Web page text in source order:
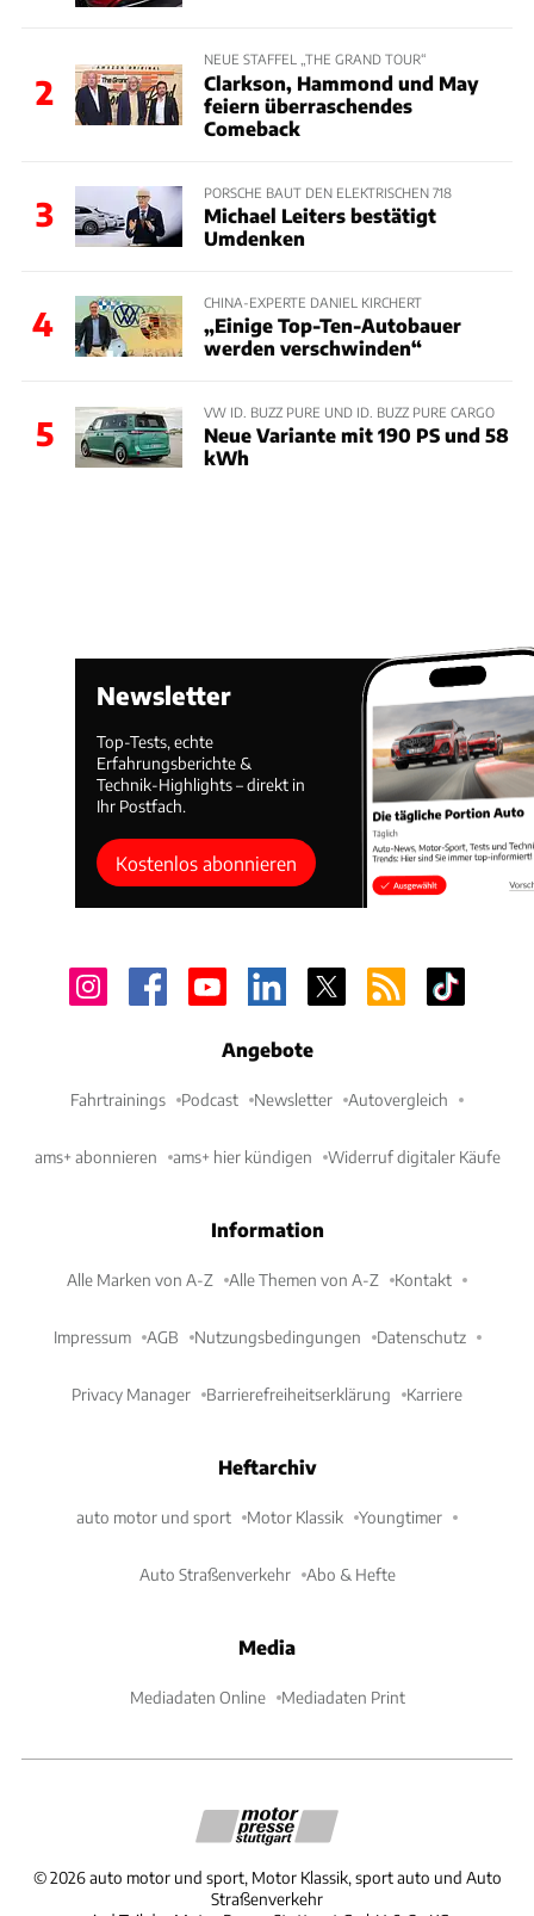
2
NEUE STAFFEL „THE GRAND TOUR“
Clarkson, Hammond und May
feiern überraschendes
Comeback
3
PORSCHE BAUT DEN ELEKTRISCHEN 718
Michael Leiters bestätigt
Umdenken
4
CHINA-EXPERTE DANIEL KIRCHERT
„Einige Top-Ten-Autobauer
werden verschwinden“
5
VW ID. BUZZ PURE UND ID. BUZZ PURE CARGO
Neue Variante mit 190 PS und 58
kWh
Newsletter
Top-Tests, echte
Erfahrungsberichte &
Technik-Highlights – direkt in
Ihr Postfach.
Kostenlos abonnieren
Angebote
Fahrtrainings Podcast Newsletter Autovergleich
ams+ abonnieren ams+ hier kündigen Widerruf digitaler Käufe
Information
Alle Marken von A-Z Alle Themen von A-Z Kontakt
Impressum AGB Nutzungsbedingungen Datenschutz
Privacy Manager Barrierefreiheitserklärung Karriere
Heftarchiv
auto motor und sport Motor Klassik Youngtimer
Auto Straßenverkehr Abo & Hefte
Media
Mediadaten Online Mediadaten Print
©2026 auto motor und sport, Motor Klassik, sport auto und Auto
Straßenverkehr